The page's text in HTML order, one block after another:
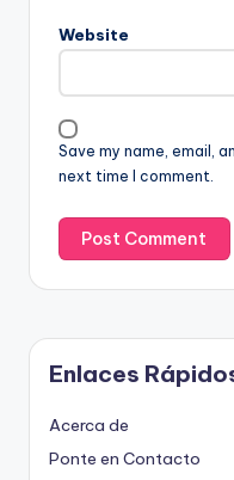
Website
Save my name, email,
next time I comment.
Enlaces
Acerca de
Ponte en Contacto